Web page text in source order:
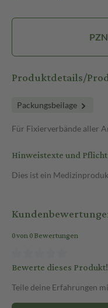
Produktdetails/
Packungsbeilage
Für Fixierverbände aller
Hinweistexte und
Dies ist ein
0 von 0 Bewertungen
Bewerte dieses Produkt!
Teile deine Erfahrungen